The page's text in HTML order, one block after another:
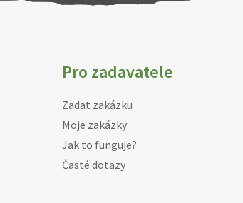
Pro zadavatele
Zadat zakázku
Moje zakázky
Jak to funguje?
Časté dotazy